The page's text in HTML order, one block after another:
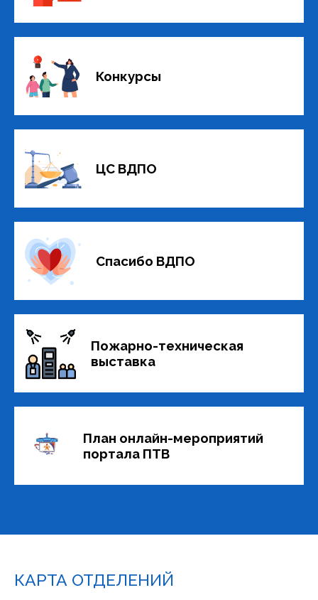
Конкурсы
ЦС ВДПО
Спасибо ВДПО
Пожарно-техническая
выставка
План онлайн-мероприятий
портала ПТВ
КАРТА ОТДЕЛЕНИЙ